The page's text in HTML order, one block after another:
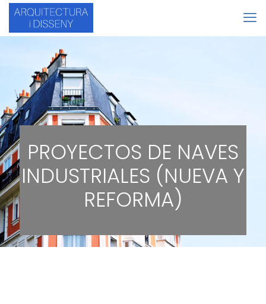
PROYECTOS DE NAVES
INDUSTRIALES (NUEVA Y
REFORMA)